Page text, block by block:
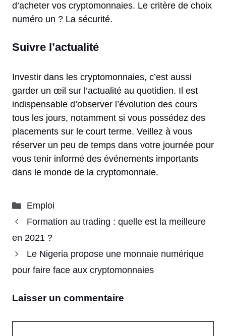
d’acheter vos cryptomonnaies. Le critère de choix
numéro un ? La sécurité.
Suivre l’actualité
Investir dans les cryptomonnaies, c’est aussi
garder un œil sur l’actualité au quotidien. Il est
indispensable d’observer l’évolution des cours
tous les jours, notamment si vous possédez des
placements sur le court terme. Veillez à vous
réserver un peu de temps dans votre journée pour
vous tenir informé des événements importants
dans le monde de la cryptomonnaie.
Catégories
Emploi
Formation au trading : quelle est la meilleure
en 2021 ?
Le Nigeria propose une monnaie numérique
pour faire face aux cryptomonnaies
Laisser un commentaire